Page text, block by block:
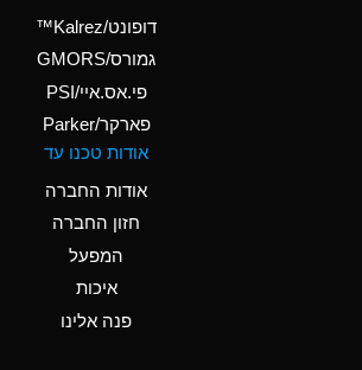
Ammonium Phosphate
A
Ammonium Sulfate
A
Amyl Acetate (Banana
דופונט/Kalrez™
גמורס/GMORS
פי.אס.איי/PSI
פארקר/Parker
אודות טכנו עד
אודות החברה
חזון החברה
המפעל
איכות
פנה אלינו